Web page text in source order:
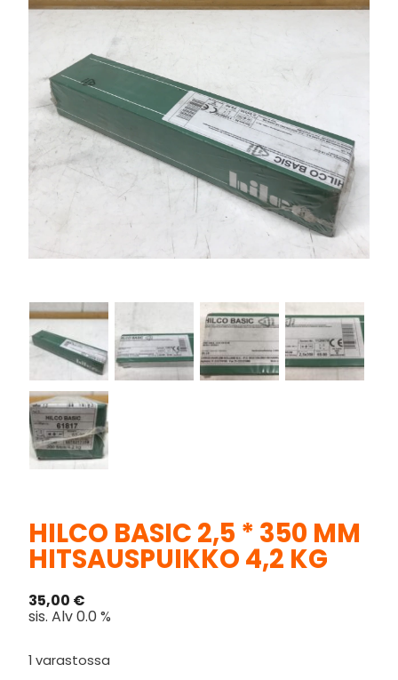
HILCO BASIC 2,5 * 350 MM
HITSAUSPUIKKO 4,2 KG
35,00 €
sis. Alv 0.0 %
1 varastossa